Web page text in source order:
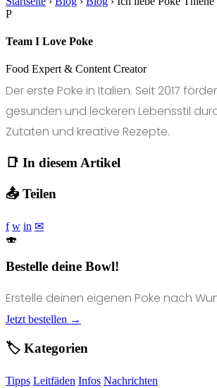
P
Team I Love Poke
Food Expert & Content Creator
Der erste Poke in Italien. Seit 2017
gesunden und leckeren Lebensstil
Zutaten und kreative Rezepte.
📑 In diesem Artikel
📤 Teilen
f w in ✉
🍣
Bestelle deine Bowl!
Erstelle deinen eigenen Poke nach
Jetzt bestellen →
🏷️ Kategorien
Tipps Leitfäden Infos Nachrichten